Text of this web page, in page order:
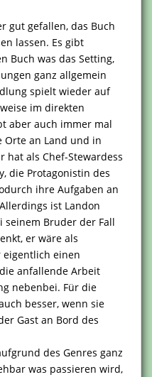
gut gefallen, das Buch
lassen. Es gibt
Buch was das Setting,
ganz allgemein
spielt wieder auf
im direkten
aber auch immer mal
Orte an Land und in
hat als Chef-Stewardess
die Protagonistin des
ihre Aufgaben an
ist Landon
seinem Bruder der Fall
er wäre als
eigentlich einen
anfallende Arbeit
nebenbei. Für die
besser, wenn sie
Gast an Bord des
des Genres ganz
was passieren wird,